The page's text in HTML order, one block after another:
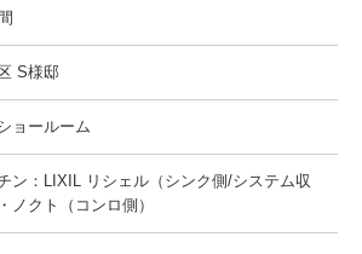
S様邸
ョールーム
ン：LIXIL リシェル（シンク側/システム収
ノクト（コンロ側）